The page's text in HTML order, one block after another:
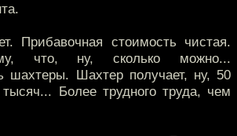
Прибавочная стоимость чистая.
что, ну, сколько можно...
шахтеры. Шахтер получает, ну, 50
Более трудного труда, чем